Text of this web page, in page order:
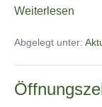
Weiterlesen
2024
Abgelegt unter: